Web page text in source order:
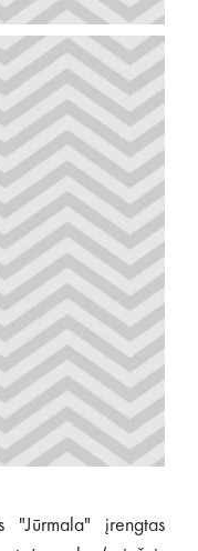
"Jūrmala" įrengtas